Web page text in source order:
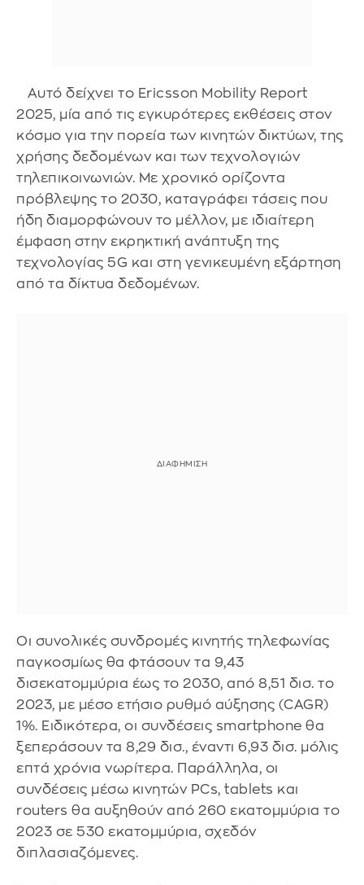
Αυτό δείχνει το Ericsson Mobility Report
2025, μία από τις εγκυρότερες εκθέσεις στον
κόσμο για την πορεία των κινητών δικτύων, της
χρήσης δεδομένων και των τεχνολογιών
τηλεπικοινωνιών. Με χρονικό ορίζοντα
πρόβλεψης το 2030, καταγράφει τάσεις που
ήδη διαμορφώνουν το μέλλον, με ιδιαίτερη
έμφαση στην εκρηκτική ανάπτυξη της
τεχνολογίας 5G και στη γενικευμένη εξάρτηση
από τα δίκτυα δεδομένων.
Οι συνολικές συνδρομές κινητής τηλεφωνίας
παγκοσμίως θα φτάσουν τα 9,43
δισεκατομμύρια έως το 2030, από 8,51 δισ. το
2023, με μέσο ετήσιο ρυθμό αύξησης (CAGR)
1%. Ειδικότερα, οι συνδέσεις smartphone θα
ξεπεράσουν τα 8,29 δισ., έναντι 6,93 δισ. μόλις
επτά χρόνια νωρίτερα. Παράλληλα, οι
συνδέσεις μέσω κινητών PCs, tablets και
routers θα αυξηθούν από 260 εκατομμύρια το
2023 σε 530 εκατομμύρια, σχεδόν
διπλασιαζόμενες.